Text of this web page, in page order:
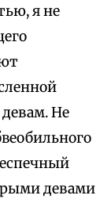
я не
Не
девами